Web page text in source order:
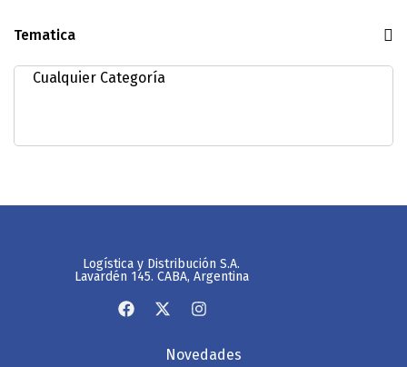
Tematica
Logística y Distribución S.A.
Lavardén 145. CABA, Argentina
Novedades